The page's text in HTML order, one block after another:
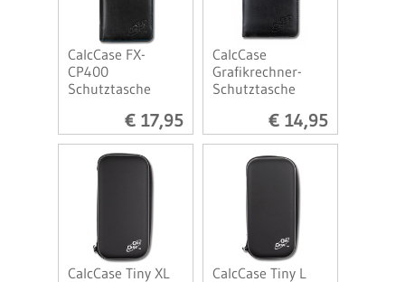
CalcCase FX-
CP400
Schutztasche
€ 17,95
CalcCase
Grafikrechner-
Schutztasche
€ 14,95
CalcCase Tiny XL
CalcCase Tiny L